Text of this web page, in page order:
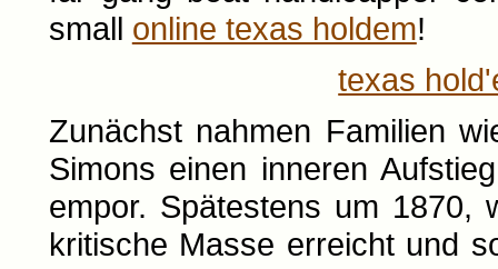
small online texas holdem!
texas
Zunächst nahmen Familien
Simons einen inneren
empor. Spätestens um 1870,
kritische Masse erreicht und